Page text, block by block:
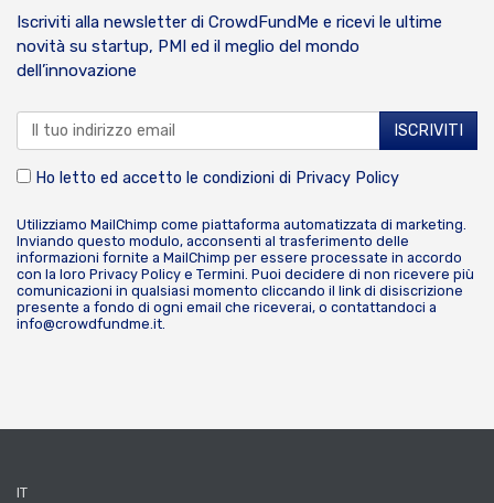
Iscriviti alla newsletter di CrowdFundMe e ricevi le ultime
novità su startup, PMI ed il meglio del mondo
dell’innovazione
Ho letto ed accetto le condizioni di Privacy Policy
Utilizziamo MailChimp come piattaforma automatizzata di marketing.
Inviando questo modulo, acconsenti al trasferimento delle
informazioni fornite a MailChimp per essere processate in accordo
con la loro Privacy Policy e Termini. Puoi decidere di non ricevere più
comunicazioni in qualsiasi momento cliccando il link di disiscrizione
presente a fondo di ogni email che riceverai, o contattandoci a
info@crowdfundme.it.
IT